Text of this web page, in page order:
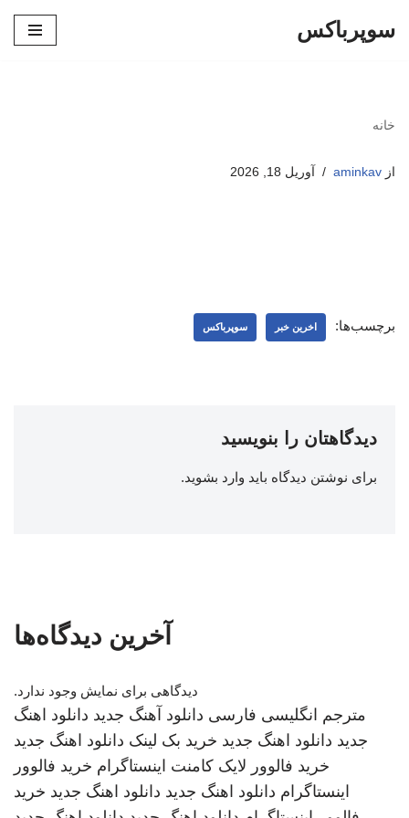
سوپرباکس
خانه
از aminkav آوریل 18, 2026
برچسب‌ها: اخرین خبر سوپرباکس
دیدگاهتان را بنویسید
برای نوشتن دیدگاه باید وارد بشوید.
آخرین دیدگاه‌ها
دیدگاهی برای نمایش وجود ندارد.
مترجم انگلیسی فارسی دانلود آهنگ جدید دانلود اهنگ
جدید دانلود اهنگ جدید خرید بک لینک دانلود اهنگ جدید
خرید فالوور لایک کامنت اینستاگرام خرید فالوور
اینستاگرام دانلود اهنگ جدید دانلود اهنگ جدید خرید